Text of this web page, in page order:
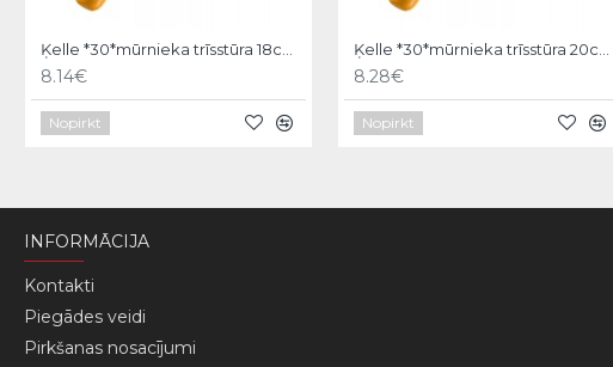
8.14€
Nopirkt
8.28€
Nopirkt
INFORMĀCIJA
Kontakti
Piegādes veidi
Pirkšanas nosacījumi